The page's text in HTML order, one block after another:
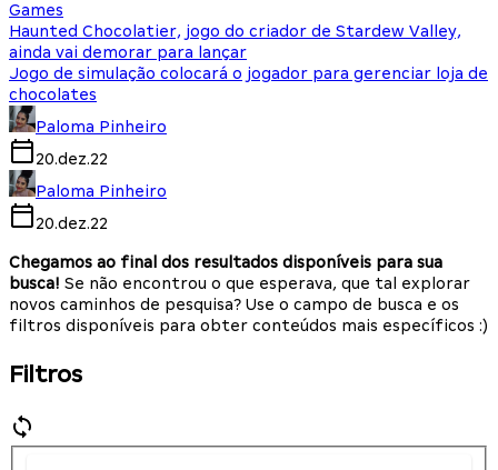
Games
Haunted Chocolatier, jogo do criador de Stardew Valley,
ainda vai demorar para lançar
Jogo de simulação colocará o jogador para gerenciar loja de
chocolates
Paloma Pinheiro
20.dez.22
Paloma Pinheiro
20.dez.22
Chegamos ao final dos resultados disponíveis para sua
busca! Se não encontrou o que esperava, que tal explorar
novos caminhos de pesquisa? Use o campo de busca e os
filtros disponíveis para obter conteúdos mais específicos :)
Filtros